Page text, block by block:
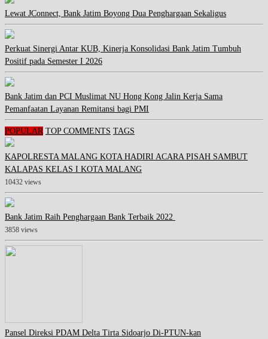
Lewat JConnect, Bank Jatim Boyong Dua Penghargaan Sekaligus
Perkuat Sinergi Antar KUB, Kinerja Konsolidasi Bank Jatim Tumbuh
Positif pada Semester I 2026
Bank Jatim dan PCI Muslimat NU Hong Kong Jalin Kerja Sama
Pemanfaatan Layanan Remitansi bagi PMI
POPULAR TOP COMMENTS TAGS
KAPOLRESTA MALANG KOTA HADIRI ACARA PISAH SAMBUT
KALAPAS KELAS I KOTA MALANG
10432 views
Bank Jatim Raih Penghargaan Bank Terbaik 2022
3858 views
Pansel Direksi PDAM Delta Tirta Sidoarjo Di-PTUN-kan